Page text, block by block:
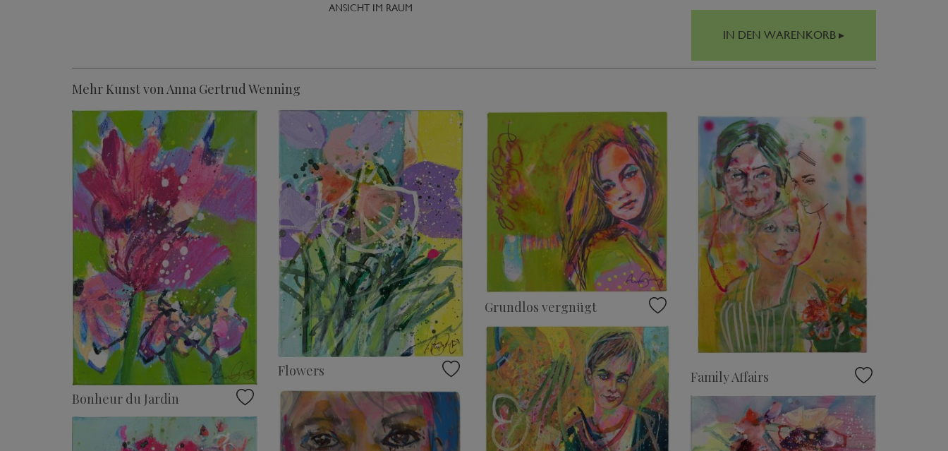
ANSICHT IM RAUM
IN DEN WARENKORB ▸
Mehr Kunst von Anna Gertrud Wenning
Bonheur du Jardin
Flowers
Grundlos vergnügt
Family Affairs